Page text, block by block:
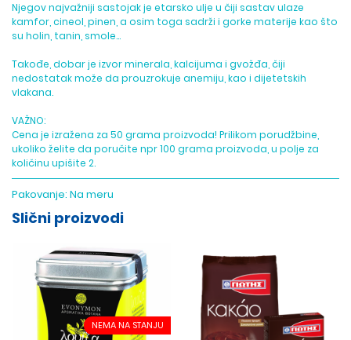
Njegov najvažniji sastojak je etarsko ulje u čiji sastav ulaze
kamfor, cineol, pinen, a osim toga sadrži i gorke materije kao što
su holin, tanin, smole…
Takođe, dobar je izvor minerala, kalcijuma i gvožđa, čiji
nedostatak može da prouzrokuje anemiju, kao i dijetetskih
vlakana.
VAŽNO:
Cena je izražena za 50 grama proizvoda! Prilikom porudžbine,
ukoliko želite da poručite npr 100 grama proizvoda, u polje za
količinu upišite 2.
Pakovanje:Na meru
Slični proizvodi
NEMA NA STANJU